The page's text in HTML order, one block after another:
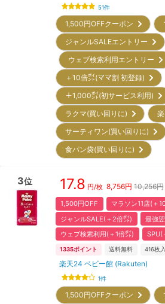
51件
1,500円OFFクーポン
ジャンルSALEエントリー
ウェブ検索利用エントリー
＋10倍㌽(ママ割 初登録)
＋1,000㌽(初サービス利用)
ラクマ(買い回りに)
サーティワン(買い回りに)
食パン袋(買い回りに)
3位 17.8 円/枚 8,756円 10,256円
1,500円OFF
マラソン11店(＋
ジャンルSALE(＋2倍㌽)
最強
ウェブ検索利用(＋1倍㌽)
SPU(
1335ポイント 送料無料 416枚入
楽天24 ベビー館 (Rakuten)
1件
1,500円OFFクーポン